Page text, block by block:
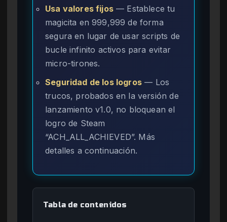
Usa valores fijos— Establece tu
magicita en 999,999 de forma
segura en lugar de usar scripts de
bucle infinito activos para evitar
micro-tirones.
Seguridad de los logros — Los
trucos, probados en la versión de
lanzamiento v1.0, no bloquean el
logro de Steam
“ACH_ALL_ACHIEVED”. Más
detalles a continuación.
Tabla de contenidos